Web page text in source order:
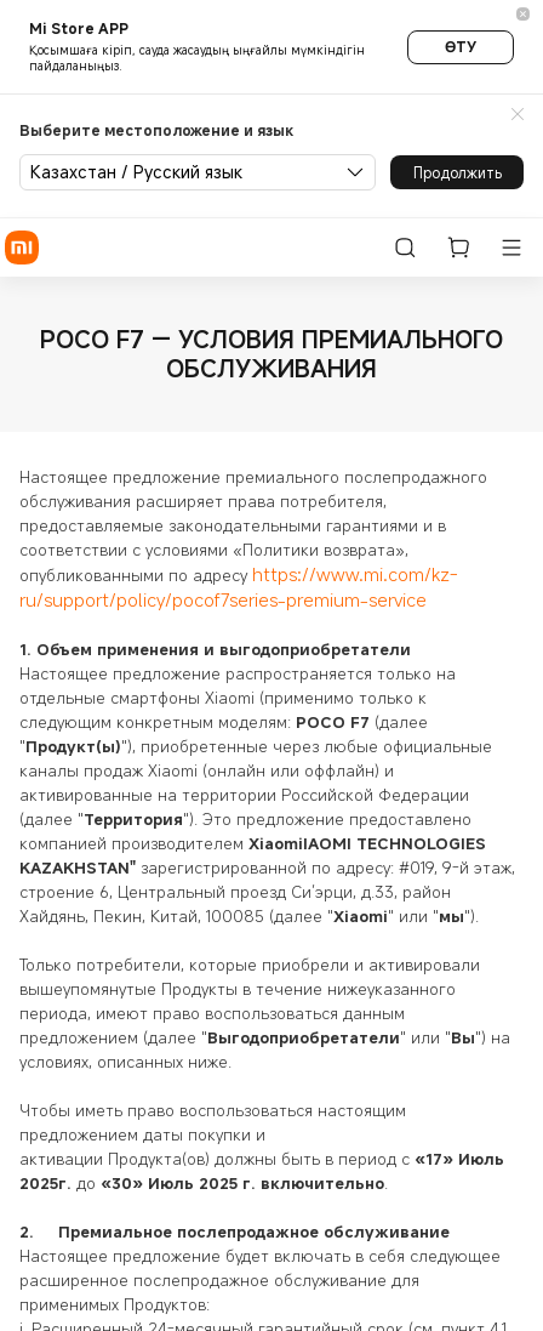
Mi Store APP
Қосымшаға кіріп, сауда жасаудың ыңғайлы мүмкіндігін
пайдаланыңыз.
ӨТУ
Выберите местоположение и язык
Казахстан / Русский язык Продолжить
POCO F7 — УСЛОВИЯ ПРЕМИАЛЬНОГО
ОБСЛУЖИВАНИЯ
Настоящее предложение премиального послепродажного
обслуживания расширяет права потребителя,
предоставляемые законодательными гарантиями и в
соответствии с условиями «Политики возврата»,
опубликованными по адресу https://www.mi.com/kz-
ru/support/policy/pocof7series-premium-service
1. Объем применения и выгодоприобретатели
Настоящее предложение распространяется только на
отдельные смартфоны Xiaomi (применимо только к
следующим конкретным моделям: POCO F7 (далее
"Продукт(ы)"), приобретенные через любые официальные
каналы продаж Xiaomi (онлайн или оффлайн) и
активированные на территории Российской Федерации
(далее "Территория"). Это предложение предоставлено
компанией производителем XiaomiIAOMI TECHNOLOGIES
KAZAKHSTAN" зарегистрированной по адресу: #019, 9-й этаж,
строение 6, Центральный проезд Си’эрци, д.33, район
Хайдянь, Пекин, Китай, 100085 (далее "Xiaomi" или "мы").
Только потребители, которые приобрели и активировали
вышеупомянутые Продукты в течение нижеуказанного
периода, имеют право воспользоваться данным
предложением (далее "Выгодоприобретатели" или "Вы") на
условиях, описанных ниже.
Чтобы иметь право воспользоваться настоящим
предложением даты покупки и
активации Продукта(ов) должны быть в период с «17» Июль
2025г. до «30» Июль 2025 г. включительно.
2. Премиальное послепродажное обслуживание
Настоящее предложение будет включать в себя следующее
расширенное послепродажное обслуживание для
применимых Продуктов: